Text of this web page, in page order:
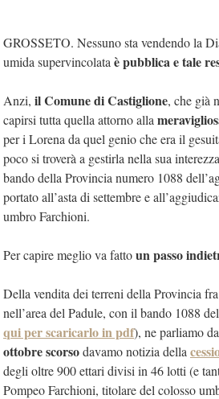
GROSSETO. Nessuno sta vendendo la
umida supervincolata è pubblica e tale
Anzi, il Comune di Castiglione, che già
capirsi tutta quella attorno alla
per i Lorena da quel genio che era il
poco si troverà a gestirla nella sua
bando della Provincia numero 1088
portato all’asta di settembre e
umbro Farchioni.
Per capire meglio va fattoun passo
Della vendita dei terreni della Provincia
nell’area del Padule, con il bando 1088
qui per scaricarlo in pdf), ne parliamo
ottobre scorsodavamo notizia della
degli oltre 900 ettari divisi in 46 lotti (e
Pompeo Farchioni, titolare del colosso